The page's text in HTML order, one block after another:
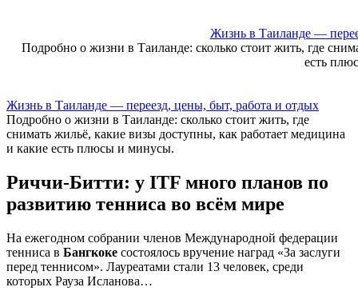
content
Жизнь в Таиланде —
Подробно о жизни в Таиланде: сколько стоит жить, где
есть
Жизнь в Таиланде — переезд, цены, быт, работа и отдых
Подробно о жизни в Таиланде: сколько стоит жить, где
снимать жильё, какие визы доступны, как работает медицина
и какие есть плюсы и минусы.
Риччи-Битти: у ITF много планов по
развитию тенниса во всём мире
На ежегодном собрании членов Международной федерации
тенниса в Бангкоке состоялось вручение наград «За заслуги
перед теннисом». Лауреатами стали 13 человек, среди
которых Рауза Исланова…